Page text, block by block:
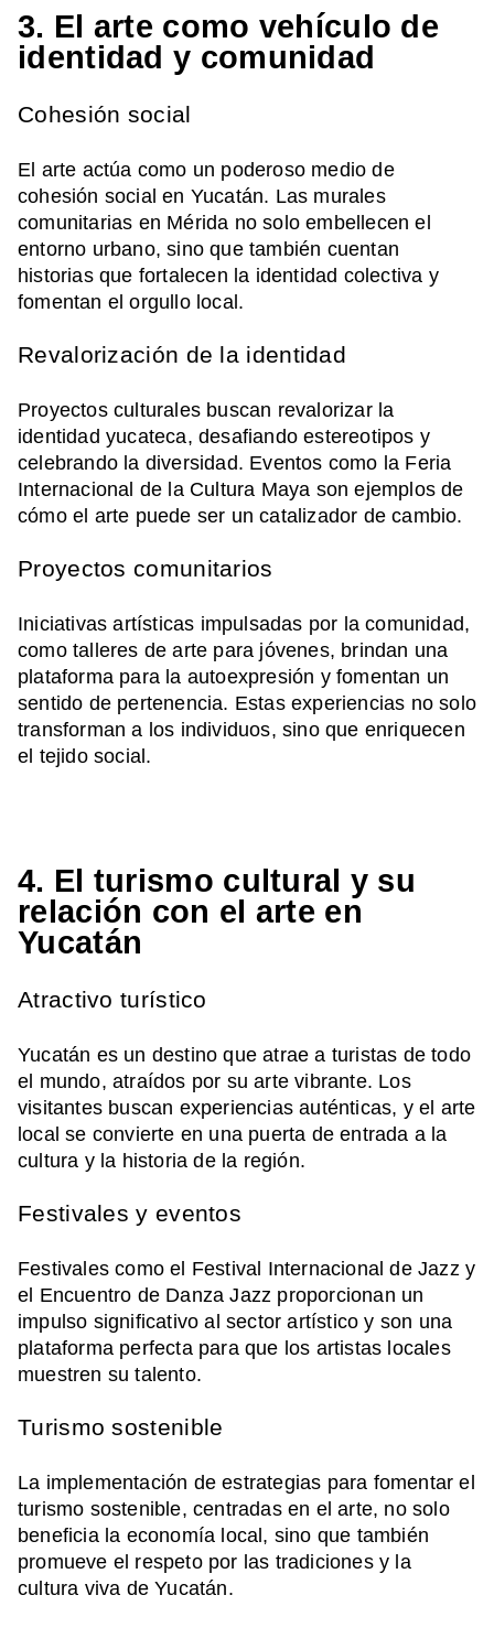
3. El arte como vehículo de
identidad y comunidad
Cohesión social
El arte actúa como un poderoso medio de
cohesión social en Yucatán. Las murales
comunitarias en Mérida no solo embellecen el
entorno urbano, sino que también cuentan
historias que fortalecen la identidad colectiva y
fomentan el orgullo local.
Revalorización de la identidad
Proyectos culturales buscan revalorizar la
identidad yucateca, desafiando estereotipos y
celebrando la diversidad. Eventos como la Feria
Internacional de la Cultura Maya son ejemplos de
cómo el arte puede ser un catalizador de cambio.
Proyectos comunitarios
Iniciativas artísticas impulsadas por la comunidad,
como talleres de arte para jóvenes, brindan una
plataforma para la autoexpresión y fomentan un
sentido de pertenencia. Estas experiencias no solo
transforman a los individuos, sino que enriquecen
el tejido social.
4. El turismo cultural y su
relación con el arte en
Yucatán
Atractivo turístico
Yucatán es un destino que atrae a turistas de todo
el mundo, atraídos por su arte vibrante. Los
visitantes buscan experiencias auténticas, y el arte
local se convierte en una puerta de entrada a la
cultura y la historia de la región.
Festivales y eventos
Festivales como el Festival Internacional de Jazz y
el Encuentro de Danza Jazz proporcionan un
impulso significativo al sector artístico y son una
plataforma perfecta para que los artistas locales
muestren su talento.
Turismo sostenible
La implementación de estrategias para fomentar el
turismo sostenible, centradas en el arte, no solo
beneficia la economía local, sino que también
promueve el respeto por las tradiciones y la
cultura viva de Yucatán.